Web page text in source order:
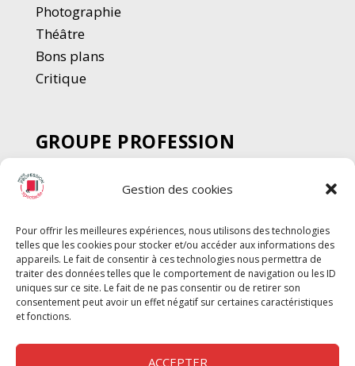
Gestion des cookies
Pour offrir les meilleures expériences, nous utilisons des technologies
telles que les cookies pour stocker et/ou accéder aux informations des
appareils. Le fait de consentir à ces technologies nous permettra de
traiter des données telles que le comportement de navigation ou les ID
uniques sur ce site. Le fait de ne pas consentir ou de retirer son
consentement peut avoir un effet négatif sur certaines caractéristiques
et fonctions.
ACCEPTER
Photographie
Théâtre
Bons plans
Critique
GROUPE PROFESSION
SPECTACLE
Chèque Intermittents
Chèque Compta
Chèque Emploi Spectacle
G-Pods
Profession Audio-visuel